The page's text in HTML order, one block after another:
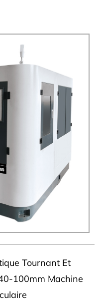
Tournant Et
100mm Machine